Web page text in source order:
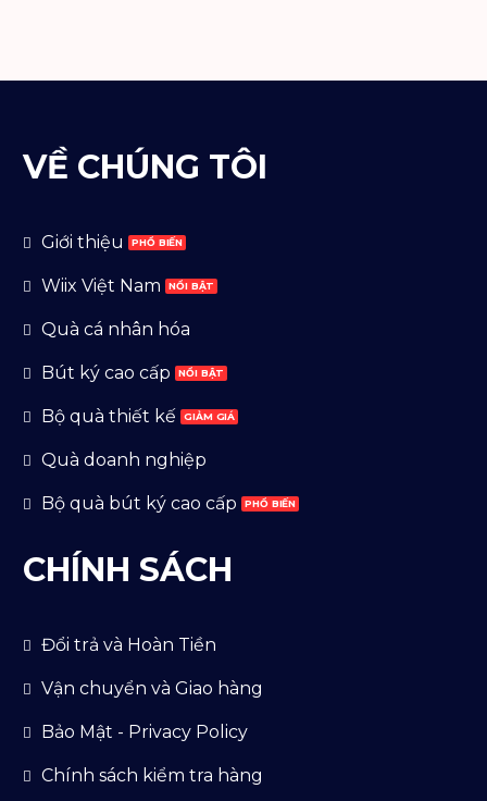
VỀ CHÚNG TÔI
Giới thiệu
Wiix Việt Nam
Quà cá nhân hóa
Bút ký cao cấp
Bộ quà thiết kế
Quà doanh nghiệp
Bộ quà bút ký cao cấp
CHÍNH SÁCH
Đổi trả và Hoàn Tiền
Vận chuyển và Giao hàng
Bảo Mật - Privacy Policy
Chính sách kiểm tra hàng